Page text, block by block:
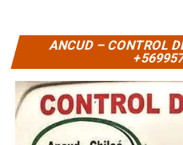
ANCUD – CONTROL